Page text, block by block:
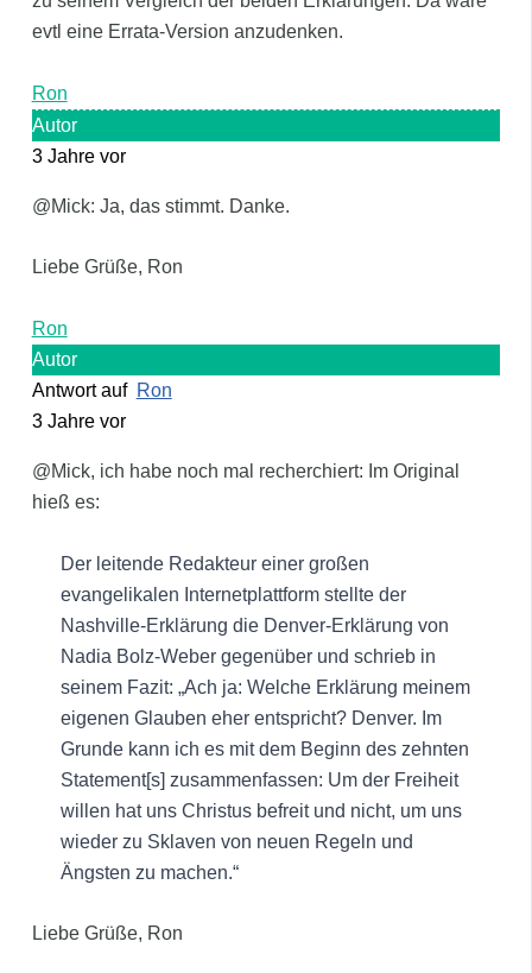
evtl eine Errata-Version anzudenken.
Ron
Autor
3 Jahre vor
@Mick: Ja, das stimmt. Danke.
Liebe Grüße, Ron
Ron
Autor
Antwort auf Ron
3 Jahre vor
@Mick, ich habe noch mal recherchiert: Im Original
hieß es:
Der leitende Redakteur einer großen
evangelikalen Internetplattform stellte der
Nashville-Erklärung die Denver-Erklärung von
Nadia Bolz-Weber gegenüber und schrieb in
seinem Fazit: „Ach ja: Welche Erklärung meinem
eigenen Glauben eher entspricht? Denver. Im
Grunde kann ich es mit dem Beginn des zehnten
Statement[s] zusammenfassen: Um der Freiheit
willen hat uns Christus befreit und nicht, um uns
wieder zu Sklaven von neuen Regeln und
Ängsten zu machen.“
Liebe Grüße, Ron